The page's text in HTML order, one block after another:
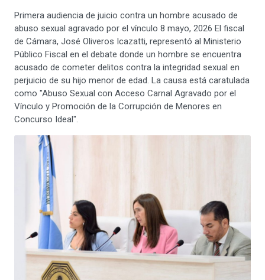
Primera audiencia de juicio contra un hombre acusado de
abuso sexual agravado por el vínculo 8 mayo, 2026 El fiscal
de Cámara, José Oliveros Icazatti, representó al Ministerio
Público Fiscal en el debate donde un hombre se encuentra
acusado de cometer delitos contra la integridad sexual en
perjuicio de su hijo menor de edad. La causa está caratulada
como "Abuso Sexual con Acceso Carnal Agravado por el
Vínculo y Promoción de la Corrupción de Menores en
Concurso Ideal".